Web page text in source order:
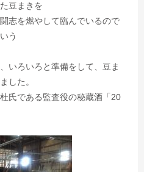
豆まきを
志を燃やして臨んでいるので
う
いろいろと準備をして、豆ま
した。
氏である監査役の秘蔵酒「20